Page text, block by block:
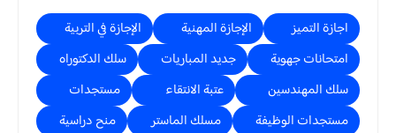
اجازة التميز الإجازة المهنية
الإجازة في التربية
امتحانات جهوية
جديد المباريات
سلك الدكتوراه
سلك المهندسين
عتبة الانتقاء
مستجدات
مستجدات الوظيفة
مسلك الماستر
منح دراسية